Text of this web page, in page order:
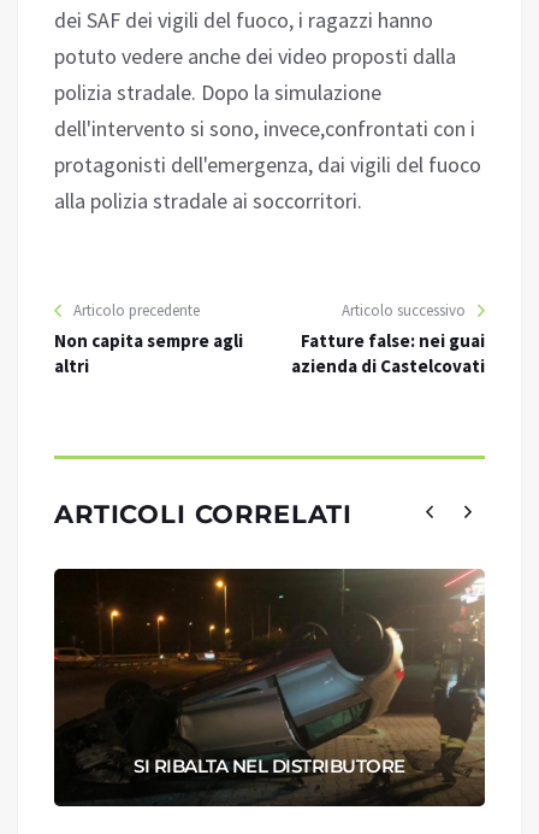
dei SAF dei vigili del fuoco, i ragazzi hanno
potuto vedere anche dei video proposti dalla
polizia stradale. Dopo la simulazione
dell'intervento si sono, invece,confrontati con i
protagonisti dell'emergenza, dai vigili del fuoco
alla polizia stradale ai soccorritori.
Articolo precedente
Non capita sempre agli
altri
Articolo successivo
Fatture false: nei guai
azienda di Castelcovati
ARTICOLI CORRELATI
SI RIBALTA NEL DISTRIBUTORE